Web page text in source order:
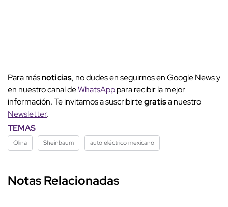
Para másnoticias, no dudes en seguirnos en Google News y
en nuestro canal deWhatsApppara recibir la mejor
información. Te invitamos a suscribirtegratisa nuestro
Newsletter.
TEMAS
Olina Sheinbaum auto eléctrico mexicano
Notas Relacionadas